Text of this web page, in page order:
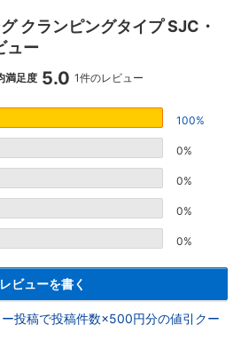
クランピングタイプ SJC・
ュー
5
満足度 5.0 1件のレビュー
100%
0%
0%
0%
0%
レビューを書く
投稿で投稿件数×500円分の値引クー